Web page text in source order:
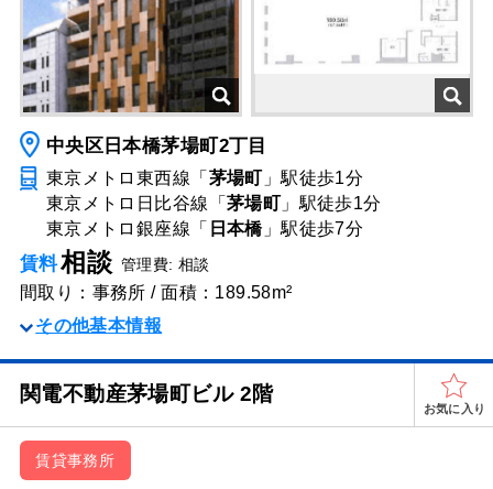
中央区日本橋茅場町2丁目
東京メトロ東西線「 茅場町 」駅徒歩1分
東京メトロ日比谷線「 茅場町 」駅徒歩1分
東京メトロ銀座線「
日本橋」駅徒歩7分
賃料相談 管理費: 相談
間取り：事務所 / 面積：189.58m²
その他基本情報
関電不動産茅場町ビル 2階
お気に入り
賃貸事務所